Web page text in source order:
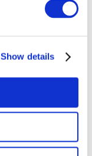
Show details